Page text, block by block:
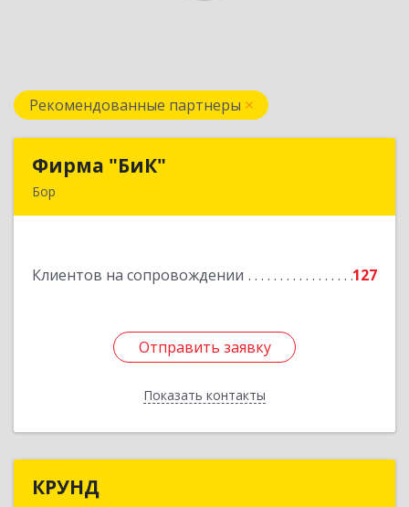
Рекомендованные партнеры
Фирма "БиК"
Бор
Клиентов на сопровождении 127
Отправить заявку
Показать контакты
Подробнее
Отправить заявку
Назад
КРУНД